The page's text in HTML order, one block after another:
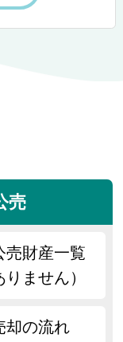
売
売財産一覧
ません）
却の流れ